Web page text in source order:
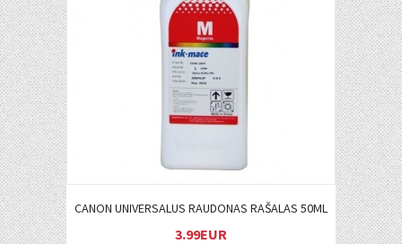
Į KREPŠELĮ
CANON UNIVERSALUS RAUDONAS RAŠALAS 50ML
3.99EUR